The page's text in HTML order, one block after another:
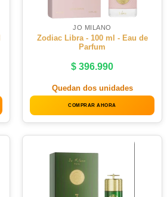
JO MILANO
Zodiac Libra - 100 ml - Eau de
Parfum
$ 396.990
Quedan dos unidades
COMPRAR AHORA